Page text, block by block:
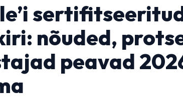
nõuded,
peavad